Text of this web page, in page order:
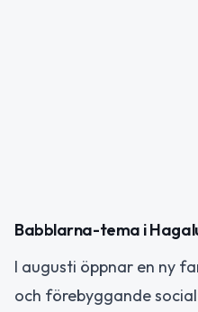
Babblarna-tema i
I augusti öppnar en ny
och förebyggande